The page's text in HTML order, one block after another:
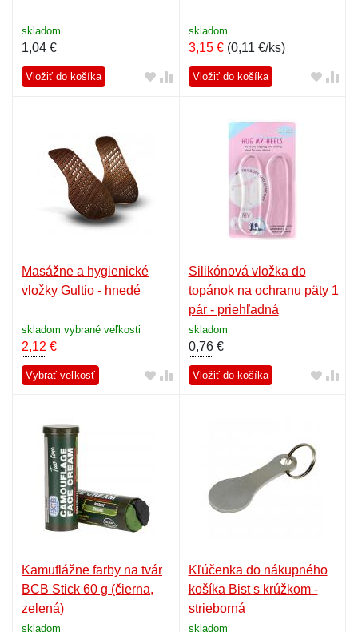
skladom
1,04 €
Vložiť do košíka
skladom
3,15€(0,11 €/ks)
Vložiť do košíka
Masážne a hygienické
vložky Gultio - hnedé
skladom vybrané veľkosti
2,12 €
Vybrať veľkosť
Silikónová vložka do
topánok na ochranu päty 1
pár - priehľadná
skladom
0,76€
Vložiť do košíka
Kamuflážne farby na tvár
BCB Stick 60 g (čierna,
zelená)
skladom
Kľúčenka do nákupného
košíka Bist s krúžkom -
strieborná
skladom